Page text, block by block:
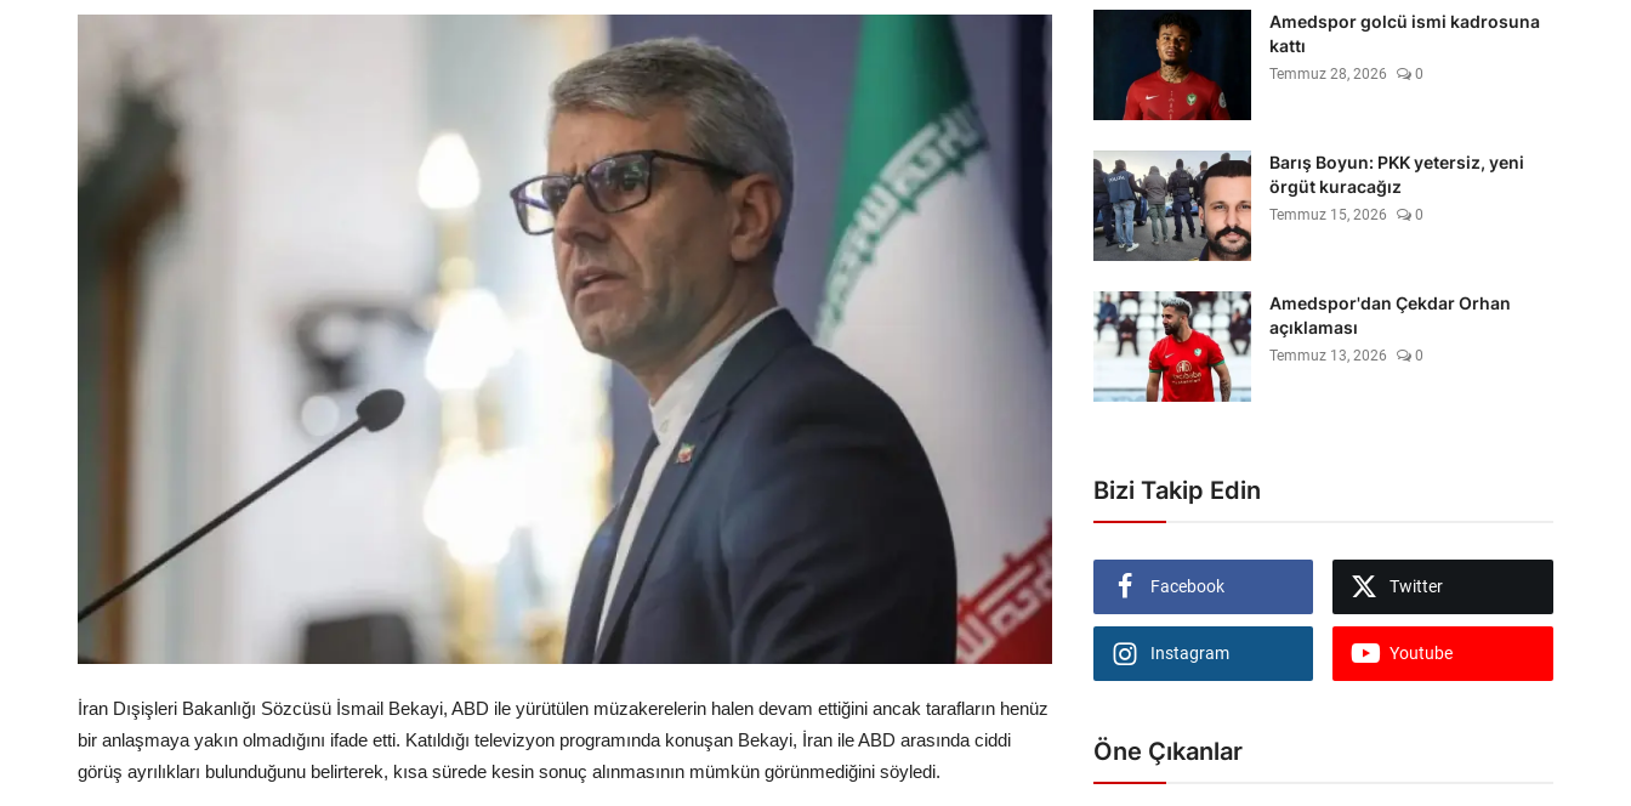
İletişim
İran Dışişleri Bakanlığı Sözcüsü İsmail Bekayi, ABD ile yürütülen müzakerelerin halen devam ettiğini ancak tarafların henüz
bir anlaşmaya yakın olmadığını ifade etti. Katıldığı televizyon programında konuşan Bekayi, İran ile ABD arasında ciddi
görüş ayrılıkları bulunduğunu belirterek, kısa sürede kesin sonuç alınmasının mümkün görünmediğini söyledi.
Amedspor golcü ismi kadrosuna
kattı
Temmuz 28, 2026 0
Barış Boyun: PKK yetersiz, yeni
örgüt kuracağız
Temmuz 15, 2026 0
Amedspor'dan Çekdar Orhan
açıklaması
Temmuz 13, 2026 0
Bizi Takip Edin
Facebook Twitter
Instagram Youtube
Öne Çıkanlar